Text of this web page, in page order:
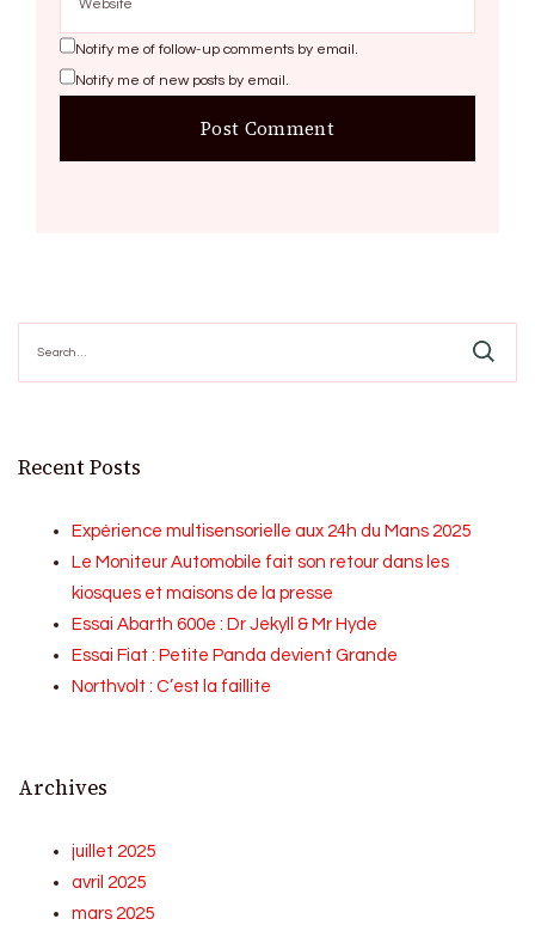
Notify me of follow-up comments by email.
Notify me of new posts by email.
for:
Recent Posts
Expérience multisensorielle aux 24h du Mans 2025
Le Moniteur Automobile fait son retour dans les
kiosques et maisons de la presse
Essai Abarth 600e : Dr Jekyll & Mr Hyde
Essai Fiat : Petite Panda devient Grande
Northvolt : C’est la faillite
Archives
juillet 2025
avril 2025
mars 2025